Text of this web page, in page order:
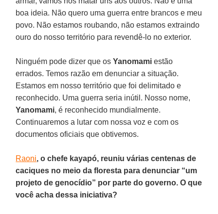
boa ideia. Não quero uma guerra entre brancos e meu
povo. Não estamos roubando, não estamos extraindo
ouro do nosso território para revendê-lo no exterior.
Ninguém pode dizer que osYanomami estão
errados. Temos razão em denunciar a situação.
Estamos em nosso território que foi delimitado e
reconhecido. Uma guerra seria inútil. Nosso nome,
Yanomami, é reconhecido mundialmente.
Continuaremos a lutar com nossa voz e com os
documentos oficiais que obtivemos.
Raoni, o chefe kayapó, reuniu várias centenas de
caciques no meio da floresta para denunciar “um
projeto de genocídio” por parte do governo. O que
você acha dessa iniciativa?